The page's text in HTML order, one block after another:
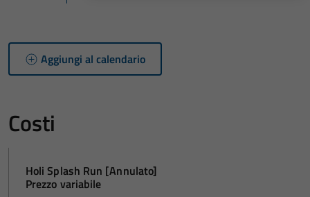
Aggiungi al calendario
Costi
Holi Splash Run [Annulato]
Prezzo variabile